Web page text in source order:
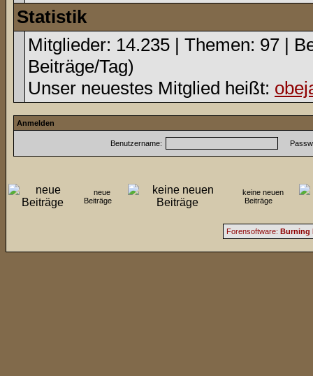
Statistik
Mitglieder: 14.235 | Themen: 97 |
Beiträge/Tag)
Unser neuestes Mitglied heißt:
Anmelden
Benutzername:
neue
Beiträge
keine neuen
Beiträge
Forensoftware: Burning